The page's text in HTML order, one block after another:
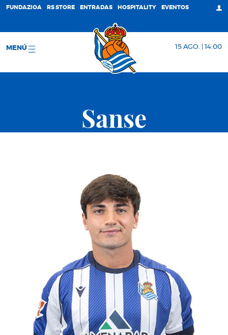
FUNDAZIOA RS STORE ENTRADAS HOSPITALITY EVENTOS
MENÚ 15 AGO. | 14:00
Sanse